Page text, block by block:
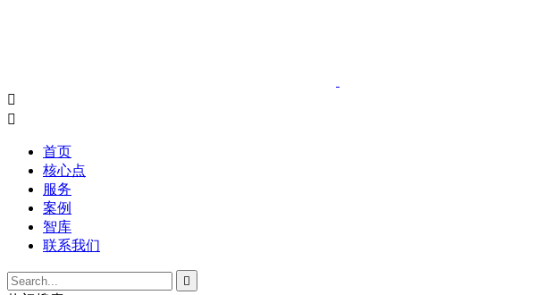


首页
核心点
服务
案例
智库
联系我们
